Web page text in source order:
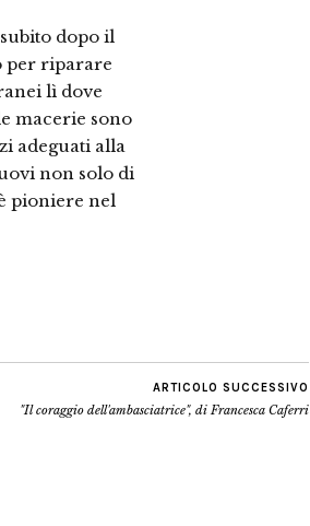
dopo il
per riparare
lì dove
macerie sono
adeguati alla
non solo di
pioniere nel
ARTICOLO SUCCESSIVO
"Il coraggio dell'ambasciatrice", di Francesca Caferri